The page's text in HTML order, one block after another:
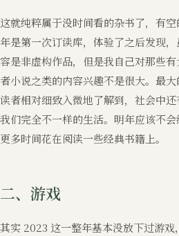
这就纯粹属于没时间看的杂书了，有
年是第一次订读库，体验了之后发现
容是非虚构作品，但是我自己对那些
者小说之类的内容兴趣不是很大。最
读者相对细致入微地了解到，社会中
我们完全不一样的生活。明年应该不
更多时间花在阅读一些经典书籍上。
二、游戏
其实 2023 这一整年基本没放下过游戏